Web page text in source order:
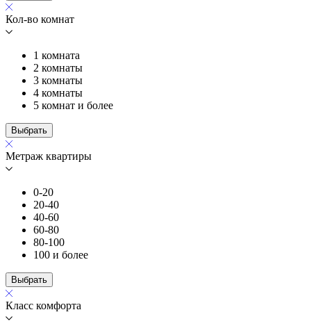
Кол-во комнат
1 комната
2 комнаты
3 комнаты
4 комнаты
5 комнат и более
Выбрать
Метраж квартиры
0-20
20-40
40-60
60-80
80-100
100 и более
Выбрать
Класс комфорта